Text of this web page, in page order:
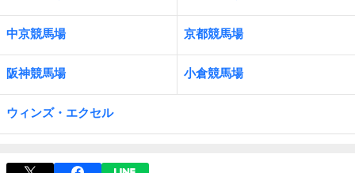
中京競馬場 京都競馬場
阪神競馬場 小倉競馬場
ウィンズ・エクセル